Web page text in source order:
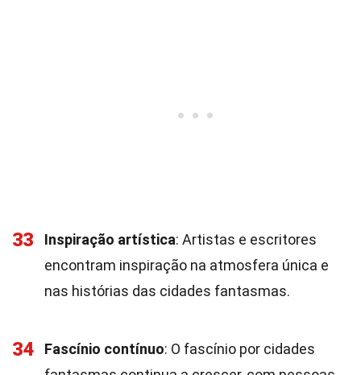
33 Inspiração artística: Artistas e escritores
encontram inspiração na atmosfera única e
nas histórias das cidades fantasmas.
34 Fascínio contínuo: O fascínio por cidades